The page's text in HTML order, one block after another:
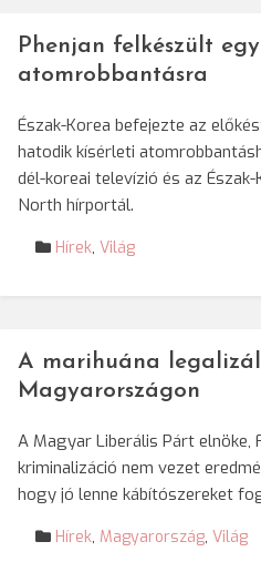
Phenjan felkészült
atomrobbantásra
Észak-Korea befejezte az
hatodik kísérleti
dél-koreai televízió és az
North hírportál.
Hírek, Világ
A marihuána
Magyarországon
A Magyar Liberális Párt elnöke,
kriminalizáció nem vezet
hogy jó lenne kábítószereket
Hírek, Magyarország, Világ